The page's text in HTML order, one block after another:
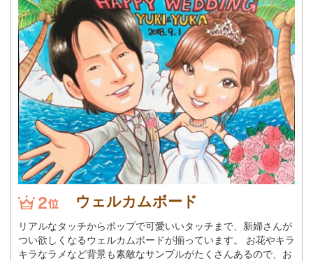
ウェルカムボード
リアルなタッチからポップで可愛いいタッチまで、新婦さんが
つい欲しくなるウェルカムボードが揃っています。 お花やキラ
キラなラメなど背景も素敵なサンプルがたくさんあるので、お